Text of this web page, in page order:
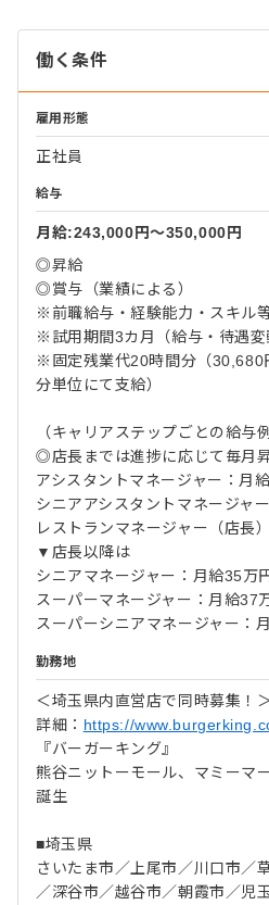
働く条件
雇用形態
正社員
給与
月給:243,000円〜350,000円
◎昇給
◎賞与（業績による）
※前職給与・経験能力・スキル
※試用期間3カ月（給与・待遇変
※固定残業代20時間分（30,680
分単位にて支給）
（キャリアステップごとの給
◎店長までは進捗に応じて毎月
アシスタントマネージャー：月
シニアアシスタントマネージャ
レストランマネージャー（店長
▼店長以降は
シニアマネージャー：月給35万
スーパーマネージャー：月給37
スーパーシニアマネージャー：
勤務地
＜埼玉県内直営店で同時募集！
詳細： https://
『バーガーキング』
熊谷ニットーモール、マミーマ
誕生
■埼玉県
さいたま市／上尾市／川口市／
／深谷市／越谷市／朝霞市／児